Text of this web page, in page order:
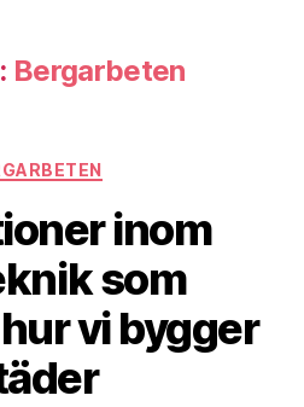
Bergarbeten
Kategorier
inom
som
vi bygger